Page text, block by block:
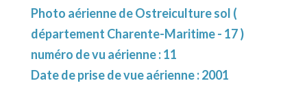
Photo aérienne de Ostreiculture sol (
département Charente-Maritime - 17 )
numéro de vu aérienne : 11
Date de prise de vue aérienne : 2001